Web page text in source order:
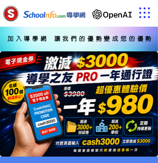
加入導學網 讓我們的優勢變成您的優勢